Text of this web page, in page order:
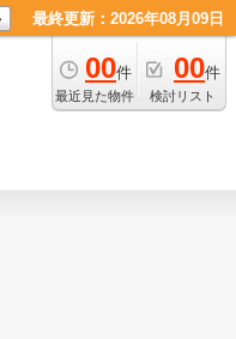
最終更新：2026年08月09日
00件
最近見た物件
00件
検討リスト